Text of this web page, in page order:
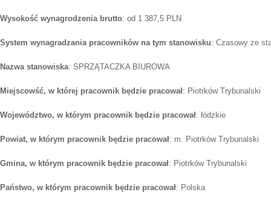
Wysokość wynagrodzenia brutto: od 1 387,5 PLN
System wynagradzania pracowników na tym stanowisku: Czasowy ze
Nazwa stanowiska: SPRZĄTACZKA BIUROWA
Miejscowść, w której pracownik będzie pracował: Piotrków Trybunalski
Województwo, w którym pracownik będzie pracował: łódzkie
Powiat, w którym pracownik będzie pracował: m. Piotrków Trybunalski
Gmina, w którym pracownik będzie pracował: Piotrków Trybunalski
Państwo, w którym pracownik będzie pracował: Polska